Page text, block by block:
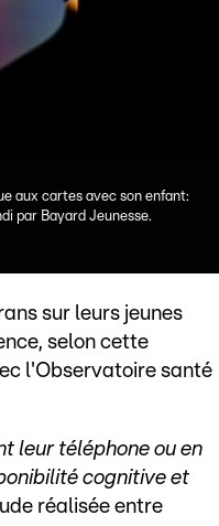
aux cartes avec son enfant:
par Bayard Jeunesse.
sur leurs jeunes
selon cette
l'Observatoire santé
leur téléphone ou en
cognitive et
réalisée entre